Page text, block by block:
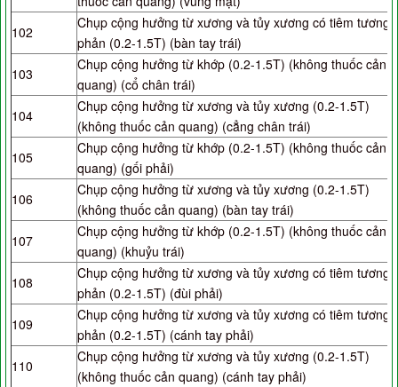
102
Chụp cộng hưởng từ xương và tủy xương có tiêm tương
phản (0.2-1.5T) (bàn tay trái)
103
Chụp cộng hưởng từ khớp (0.2-1.5T) (không thuốc cản
quang) (cổ chân trái)
104
Chụp cộng hưởng từ xương và tủy xương (0.2-1.5T)
(không thuốc cản quang) (cẳng chân trái)
105
Chụp cộng hưởng từ khớp (0.2-1.5T) (không thuốc cản
quang) (gối phải)
106
Chụp cộng hưởng từ xương và tủy xương (0.2-1.5T)
(không thuốc cản quang) (bàn tay trái)
107
Chụp cộng hưởng từ khớp (0.2-1.5T) (không thuốc cản
quang) (khuỷu trái)
108
Chụp cộng hưởng từ xương và tủy xương có tiêm tương
phản (0.2-1.5T) (đùi phải)
109
Chụp cộng hưởng từ xương và tủy xương có tiêm tương
phản (0.2-1.5T) (cánh tay phải)
110
Chụp cộng hưởng từ xương và tủy xương (0.2-1.5T)
(không thuốc cản quang) (cánh tay phải)